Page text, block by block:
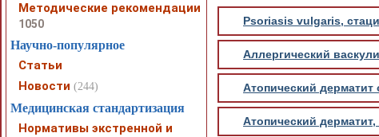
Psoriasis vulgaris,
Аллергический
Атопический дерматит
Атопический
Методические рекомендации
1050
Научно-популярное
Статьи
Новости (244)
Медицинская стандартизация
Нормативы экстренной и